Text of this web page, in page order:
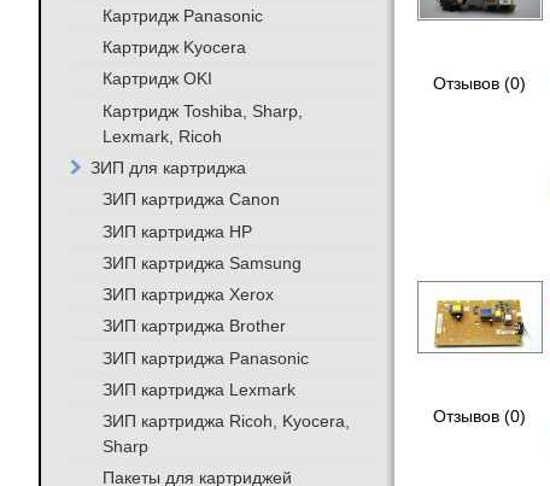
Отзывов (0)
Отзывов (0)
Картридж Panasonic
Картридж Kyocera
Картридж OKI
Картридж Toshiba, Sharp,
Lexmark, Ricoh
ЗИП для картриджа
ЗИП картриджа Canon
ЗИП картриджа HP
ЗИП картриджа Samsung
ЗИП картриджа Xerox
ЗИП картриджа Brother
ЗИП картриджа Panasonic
ЗИП картриджа Lexmark
ЗИП картриджа Ricoh, Kyocera,
Sharp
Пакеты для картриджей